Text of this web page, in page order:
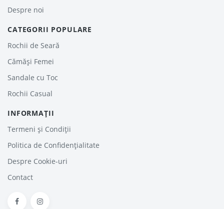
Despre noi
CATEGORII POPULARE
Rochii de Seară
Cămăși Femei
Sandale cu Toc
Rochii Casual
INFORMAȚII
Termeni și Condiții
Politica de Confidențialitate
Despre Cookie-uri
Contact